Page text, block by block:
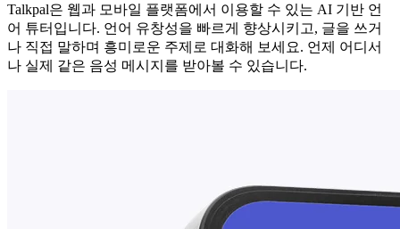
Talkpal은 웹과 모바일 플랫폼에서 이용할 수 있는 AI 기반 언
어 튜터입니다. 언어 유창성을 빠르게 향상시키고, 글을 쓰거
나 직접 말하며 흥미로운 주제로 대화해 보세요. 언제 어디서
나 실제 같은 음성 메시지를 받아볼 수 있습니다.